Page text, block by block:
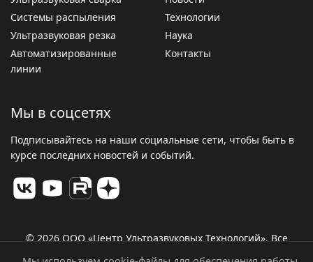
Системы распыления
Ультразвуковая резка
Автоматизированные
линии
Технологии
Наука
Контакты
Мы в соцсетях
Подписывайтесь на наши социальные сети, чтобы быть в
курсе последних новостей и событий.
© 2026 ООО «Центр Ультразвуковых Технологий». Все
права защищены.